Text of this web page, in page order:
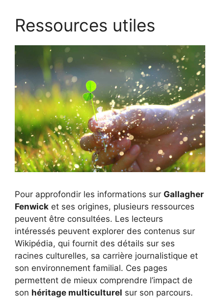
Ressources utiles
Pour approfondir les informations sur Gallagher
Fenwick et ses origines, plusieurs ressources
peuvent être consultées. Les lecteurs
intéressés peuvent explorer des contenus sur
Wikipédia, qui fournit des détails sur ses
racines culturelles, sa carrière journalistique et
son environnement familial. Ces pages
permettent de mieux comprendre l’impact de
son héritage multiculturel sur son parcours.